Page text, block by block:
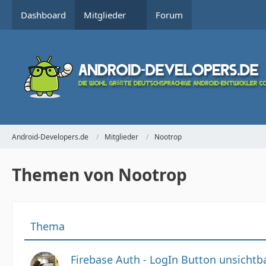
Dashboard Mitglieder Forum
Android-Developers.de Mitglieder Nootrop
Themen von Nootrop
Thema
Firebase Auth - LogIn Button